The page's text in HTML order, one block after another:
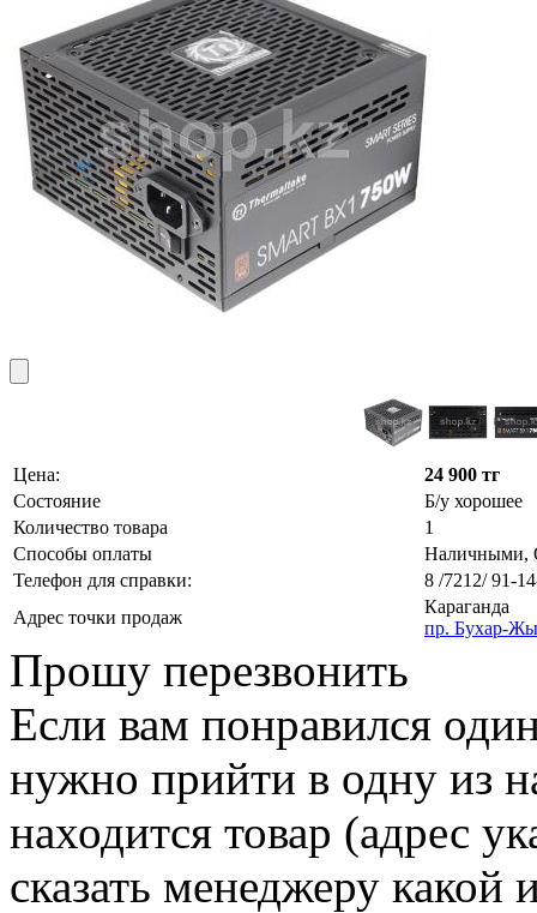
Цена:
24 900 тг
Состояние
Б/у хорошее
Количество товара
1
Способы оплаты
Наличными,
Телефон для справки:
8 /7212/ 91-
Адрес точки продаж
Караганда
пр. Бухар-
Прошу перезвонить
Если вам понравился
нужно прийти в одну из
находится товар (адрес
сказать менеджеру